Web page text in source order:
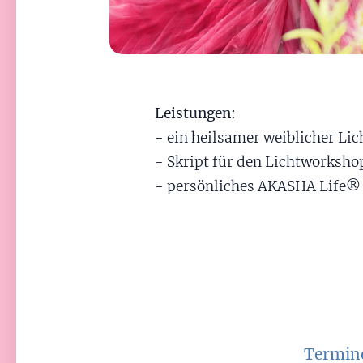
Leistungen:
- ein heilsamer weiblicher
- Skript für den
- persönliches AKASHA